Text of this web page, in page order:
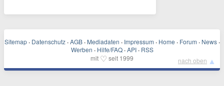
Sitemap · Datenschutz · AGB · Mediadaten · Impressum · Home · Forum · News ·
Werben · Hilfe/FAQ · API · RSS
mit ♡ seit 1999 nach oben ▲